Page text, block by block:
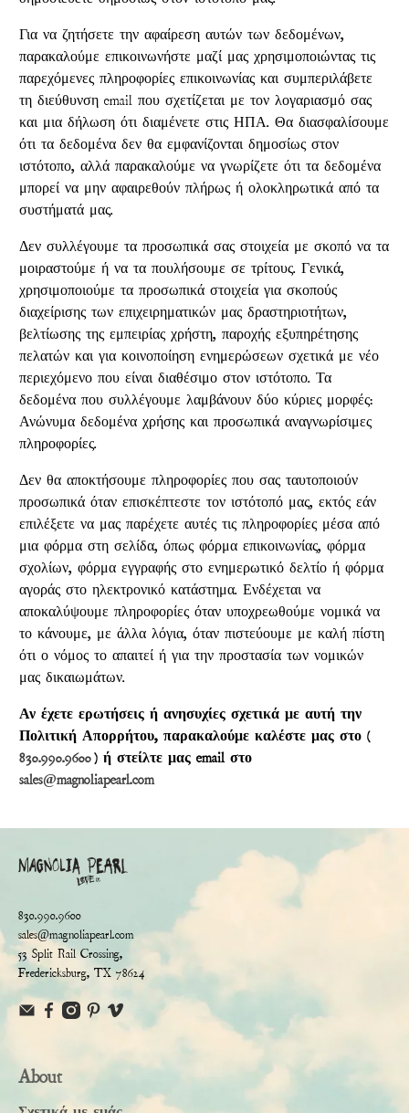
Για να ζητήσετε την αφαίρεση αυτών των δεδομένων,
παρακαλούμε επικοινωνήστε μαζί μας χρησιμοποιώντας τις
παρεχόμενες πληροφορίες επικοινωνίας και συμπεριλάβετε
τη διεύθυνση email που σχετίζεται με τον λογαριασμό σας
και μια δήλωση ότι διαμένετε στις ΗΠΑ. Θα διασφαλίσουμε
ότι τα δεδομένα δεν θα εμφανίζονται δημοσίως στον
ιστότοπο, αλλά παρακαλούμε να γνωρίζετε ότι τα δεδομένα
μπορεί να μην αφαιρεθούν πλήρως ή ολοκληρωτικά από τα
συστήματά μας.
Δεν συλλέγουμε τα προσωπικά σας στοιχεία με σκοπό να τα
μοιραστούμε ή να τα πουλήσουμε σε τρίτους. Γενικά,
χρησιμοποιούμε τα προσωπικά στοιχεία για σκοπούς
διαχείρισης των επιχειρηματικών μας δραστηριοτήτων,
βελτίωσης της εμπειρίας χρήστη, παροχής εξυπηρέτησης
πελατών και για κοινοποίηση ενημερώσεων σχετικά με νέο
περιεχόμενο που είναι διαθέσιμο στον ιστότοπο. Τα
δεδομένα που συλλέγουμε λαμβάνουν δύο κύριες μορφές:
Ανώνυμα δεδομένα χρήσης και προσωπικά αναγνωρίσιμες
πληροφορίες.
Δεν θα αποκτήσουμε πληροφορίες που σας ταυτοποιούν
προσωπικά όταν επισκέπτεστε τον ιστότοπό μας, εκτός εάν
επιλέξετε να μας παρέχετε αυτές τις πληροφορίες μέσα από
μια φόρμα στη σελίδα, όπως φόρμα επικοινωνίας, φόρμα
σχολίων, φόρμα εγγραφής στο ενημερωτικό δελτίο ή φόρμα
αγοράς στο ηλεκτρονικό κατάστημα. Ενδέχεται να
αποκαλύψουμε πληροφορίες όταν υποχρεωθούμε νομικά να
το κάνουμε, με άλλα λόγια, όταν πιστεύουμε με καλή πίστη
ότι ο νόμος το απαιτεί ή για την προστασία των νομικών
μας δικαιωμάτων.
Αν έχετε ερωτήσεις ή ανησυχίες σχετικά με αυτή την
Πολιτική Απορρήτου, παρακαλούμε καλέστε μας στο (
830.990.9600) ή στείλτε μας email στο
sales@magnoliapearl.com
830.990.9600
sales@magnoliapearl.com
53 Split Rail Crossing,
Fredericksburg, TX 78624
About